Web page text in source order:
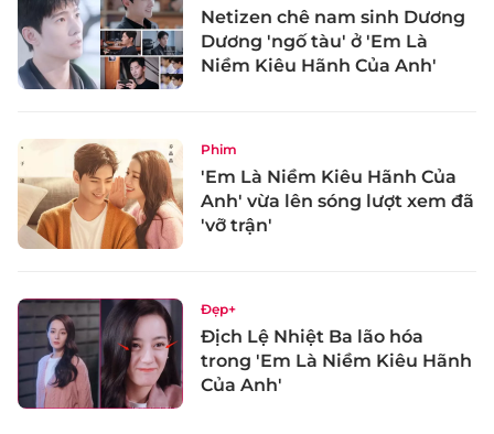
Netizen chê nam sinh Dương
Dương 'ngố tàu' ở 'Em Là
Niềm Kiêu Hãnh Của Anh'
Phim
'Em Là Niềm Kiêu Hãnh Của
Anh' vừa lên sóng lượt xem đã
'vỡ trận'
Đẹp+
Địch Lệ Nhiệt Ba lão hóa
trong 'Em Là Niềm Kiêu Hãnh
Của Anh'